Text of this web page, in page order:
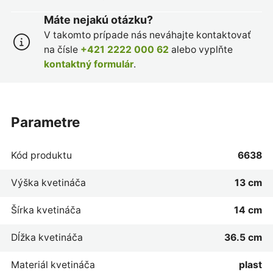
Máte nejakú otázku?
V takomto prípade nás neváhajte kontaktovať
na čísle +421 2222 000 62 alebo vyplňte
kontaktný formulár.
parametre
Kód produktu 6638
Výška kvetináča 13 cm
Šírka kvetináča 14 cm
Dĺžka kvetináča 36.5 cm
Materiál kvetináča plast